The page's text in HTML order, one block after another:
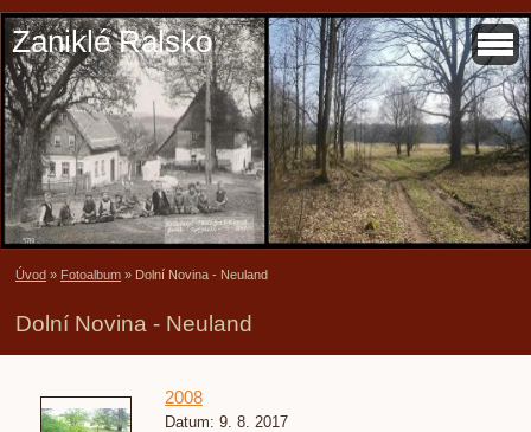
Zaniklé Ralsko
Úvod » Fotoalbum » Dolní Novina - Neuland
Dolní Novina - Neuland
2008
Datum: 9. 8. 2017